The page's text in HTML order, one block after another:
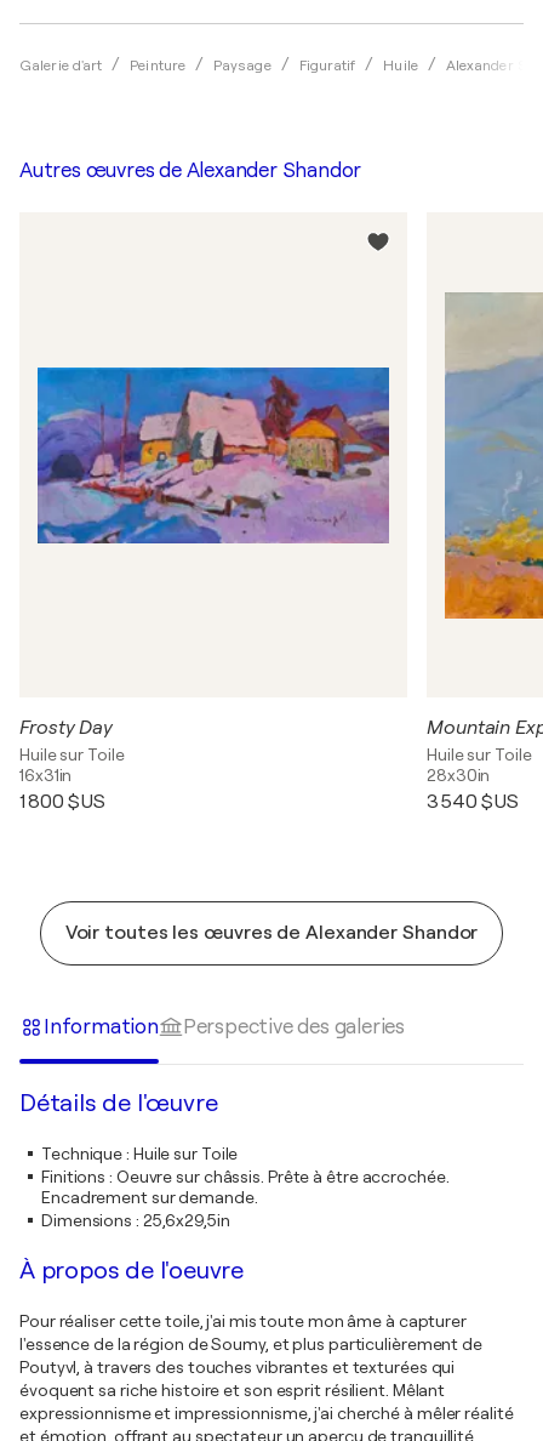
Galerie d'art Peinture Paysage Figuratif Huile Alexander
Autres œuvres de Alexander Shandor
Frosty Day
Huile sur Toile
16x31in
1 800 $US
Mountain
Huile sur Toile
28x30in
3 540 $US
Voir toutes les œuvres de Alexander Shandor
Information Perspective des galeries
Détails de l'œuvre
Technique: Huile sur Toile
Finitions : Oeuvre sur châssis. Prête à être accrochée.
Encadrement sur demande.
Dimensions : 25,6x29,5in
À propos de l'oeuvre
Pour réaliser cette toile, j'ai mis toute mon âme à capturer
l'essence de la région de Soumy, et plus particulièrement de
Poutyvl, à travers des touches vibrantes et texturées qui
évoquent sa riche histoire et son esprit résilient. Mêlant
expressionnisme et impressionnisme, j'ai cherché à mêler réalité
et émotion, offrant au spectateur un aperçu de tranquillité